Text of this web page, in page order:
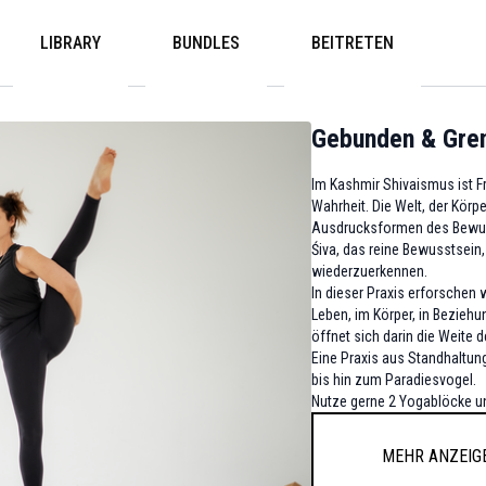
LIBRARY BUNDLES BEITRETEN
Gebunden &
Im Kashmir Shivaismus ist
Wahrheit. Die Welt, der
Ausdrucksformen des
Śiva, das reine
wiederzuerkennen.
In dieser Praxis erforschen
Leben, im Körper, in
öffnet sich darin die Weite
Eine Praxis aus
bis hin zum Paradiesvogel.
Nutze gerne 2 Yogablöcke
Mehr